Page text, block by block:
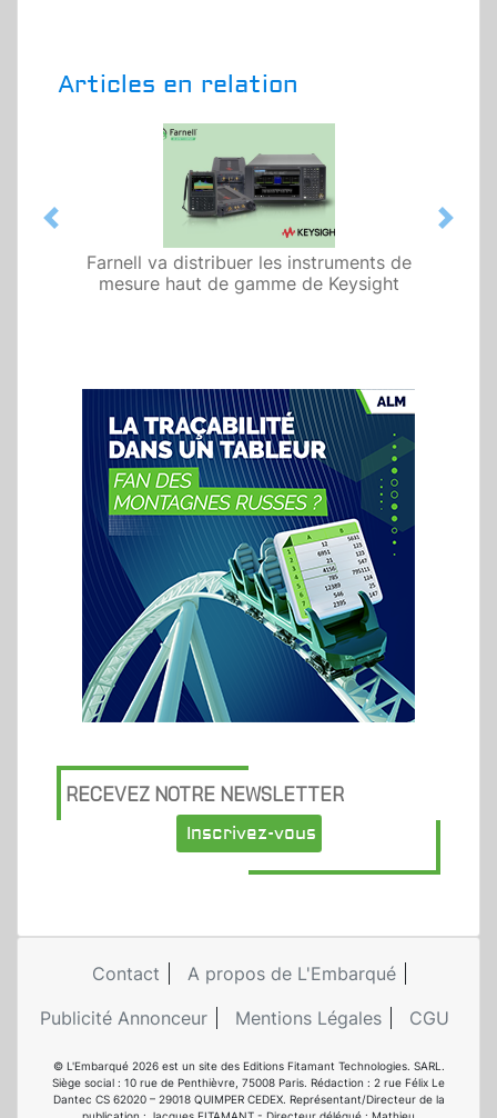
Articles en relation
Farnell va distribuer les instruments de
mesure haut de gamme de Keysight
Previous Next
RECEVEZ NOTRE NEWSLETTER
Inscrivez-vous
Contact
A propos de L'Embarqué
Publicité Annonceur
Mentions Légales CGU
© L'Embarqué 2026 est un site des Editions Fitamant Technologies. SARL.
Siège social : 10 rue de Penthièvre, 75008 Paris. Rédaction : 2 rue Félix Le
Dantec CS 62020 – 29018 QUIMPER CEDEX. Représentant/Directeur de la